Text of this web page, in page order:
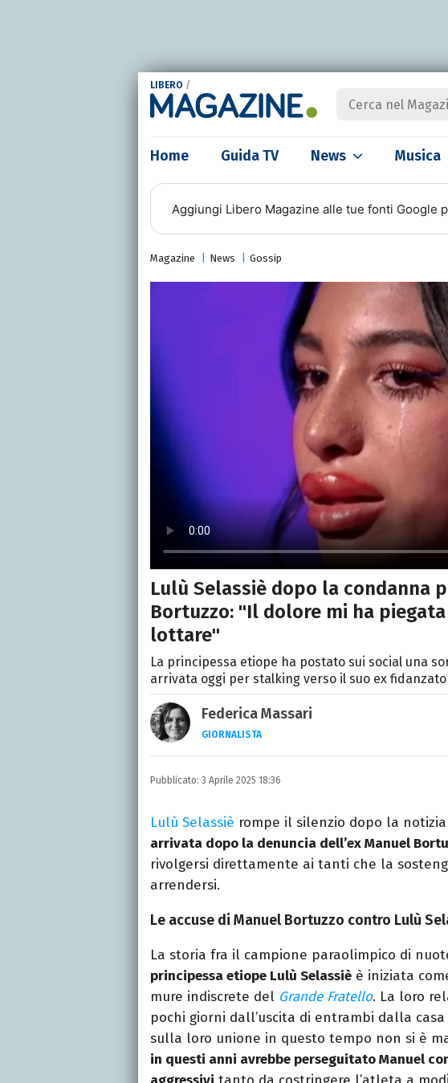
LIBERO /
Home Guida TV News Musica
Aggiungi Libero Magazine alle tue fonti Google
Magazine News Gossip
Lulù Selassiè dopo la condanna
Bortuzzo: "Il dolore mi ha
lottare"
La principessa etiope ha postato sui social una
arrivata oggi per stalking verso il suo ex
Federica Massari
GIORNALISTA
LINKEDIN
INSTAGRAM FACEBOOK
Giornalista nata nella città di
Da anni scrive (per un numero
musica, TV e calcio.
Pubblicato: 3 Aprile 2025 18:36
Lulù Selassiè rompe il silenzio dopo la
arrivata dopo la denuncia dell’ex Manuel
rivolgersi direttamente ai tanti che la
arrendersi.
Le accuse di Manuel Bortuzzo contro Lulù
La storia fra il campione paraolimpico di
principessa etiope Lulù Selassiè è iniziata
mure indiscrete del Grande Fratello. La loro
pochi giorni dall’uscita di entrambi dalla
sulla loro unione in questo tempo non si è
in questi anni avrebbe perseguitato Manuel